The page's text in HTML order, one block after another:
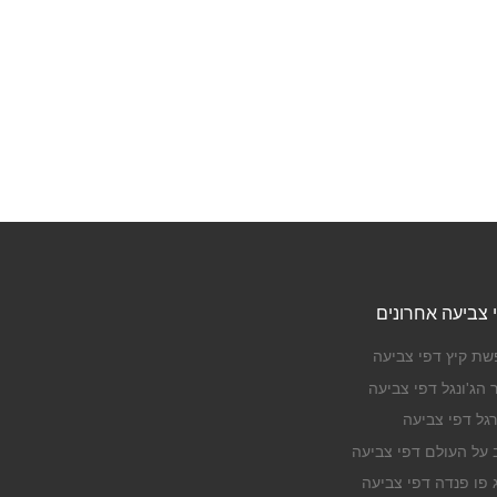
צביעה אחרונים
קיץ דפי צביעה
הג'ונגל דפי צביעה
דפי צביעה
על העולם דפי צביעה
פו פנדה דפי צביעה